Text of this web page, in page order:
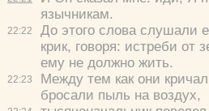
22:22
22:23
язычникам.
До этого слова слушали
крик, говоря: истреби от
ему не должно жить.
Между тем как они
бросали пыль на воздух,